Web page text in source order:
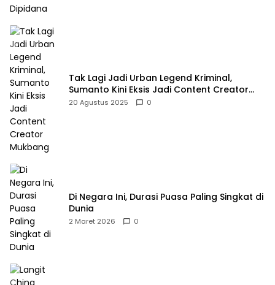
Tak Lagi Jadi Urban Legend Kriminal,
Sumanto Kini Eksis Jadi Content Creator
Mukbang
20 Agustus 2025 0
Di Negara Ini, Durasi Puasa Paling Singkat di
Dunia
2 Maret 2026 0